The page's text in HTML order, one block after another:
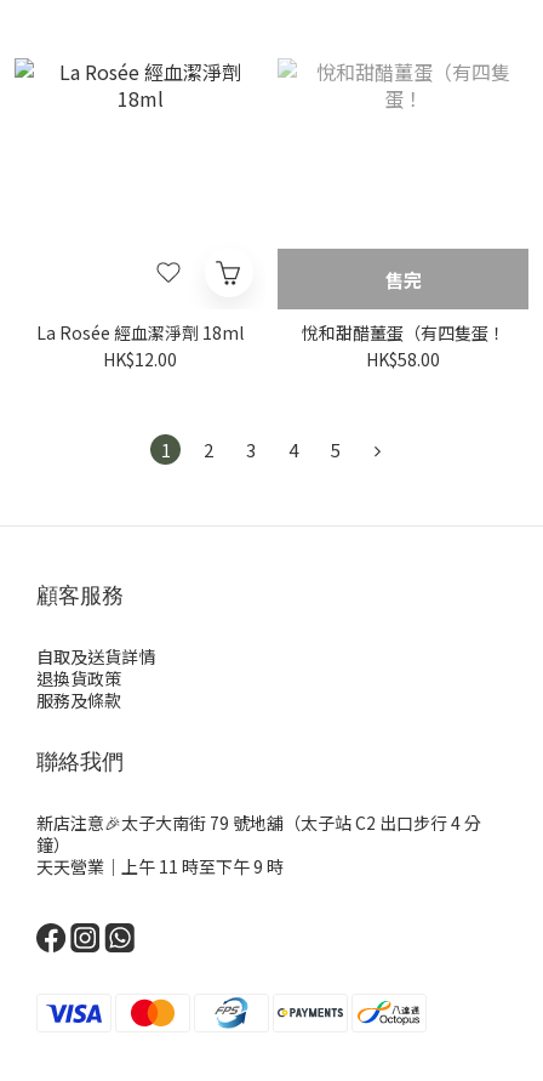
La Rosée 經血潔淨劑 18ml
HK$12.00
售完
悅和甜醋薑蛋（有四隻蛋！
HK$58.00
1 2 3 4 5
顧客服務
自取及送貨詳情
退換貨政策
服務及條款
聯絡我們
新店注意🎉太子大南街 79 號地舖（太子站 C2 出口步行 4 分
鐘）
天天營業｜上午 11 時至下午 9 時